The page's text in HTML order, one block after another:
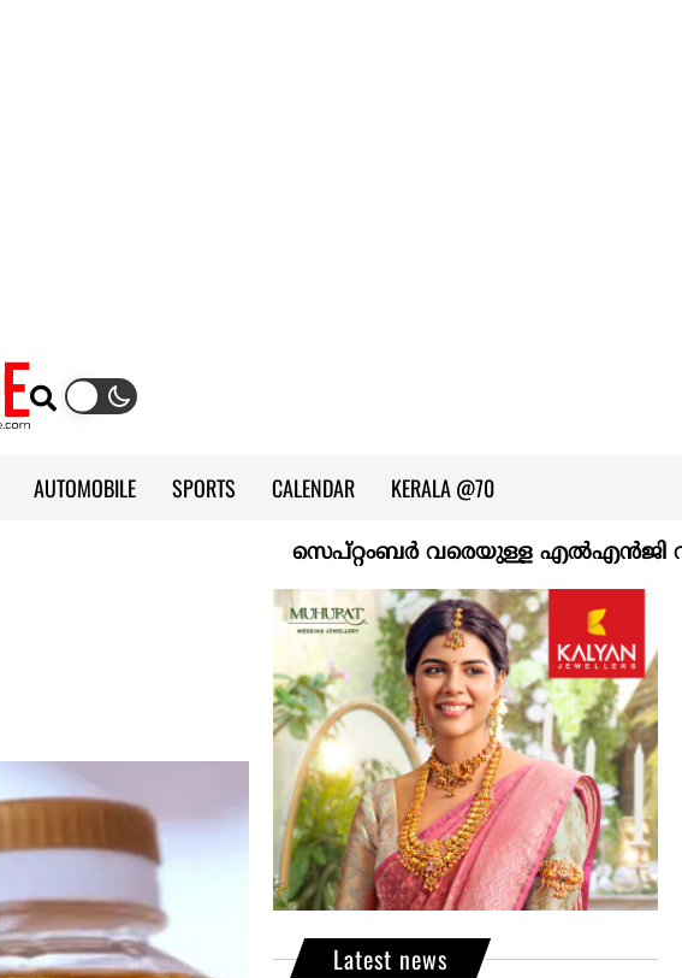
AUTOMOBILE SPORTS CALENDAR KERALA @70
സെപ്റ്റംബർ വരെയുള്ള എൽഎൻജി വിതരണം
Latest news